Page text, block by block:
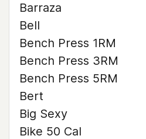
Barraza
Bell
Bench Press 1RM
Bench Press 3RM
Bench Press 5RM
Bert
Big Sexy
Bike 50 Cal